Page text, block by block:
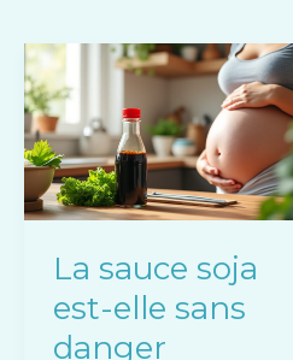
La sauce soja
est-elle sans
danger
La
sauce
soja
est-
elle
sans
pendant
la
grossesse